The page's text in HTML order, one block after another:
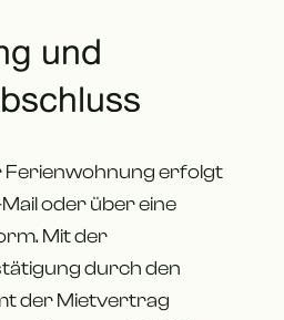
und
Ferienwohnung erfolgt
oder über eine
Mit der
durch den
der Mietvertrag